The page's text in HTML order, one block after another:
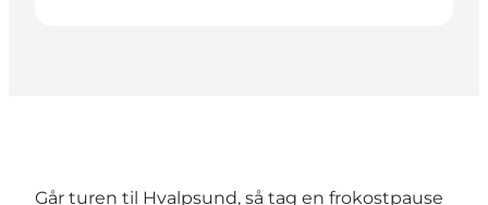
Går turen til Hvalpsund, så tag en frokostpause